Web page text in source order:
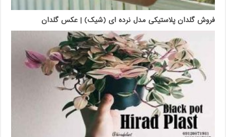
فروش گلدان پلاستیکی مدل نرده ای (شیک) | عکس گلدان